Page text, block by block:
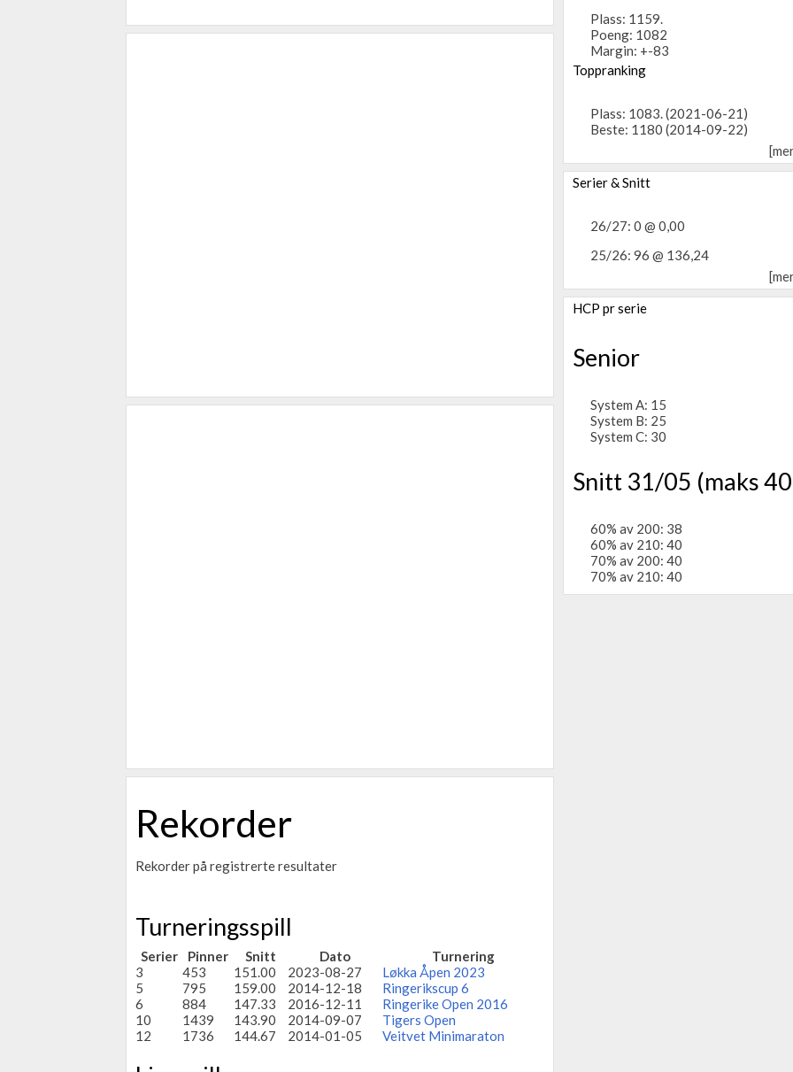
Rekorder
Rekorder på registrerte resultater
Turneringsspill
Serier Pinner Snitt Dato
Turnering
3
453 151.00 2023-08-27
Løkka Åpen 2023
5
795 159.00 2014-12-18
Ringerikscup 6
6
884 147.33 2016-12-11
Ringerike Open 2016
10
1439 143.90 2014-09-07
Tigers Open
12
1736 144.67 2014-01-05 Veitvet Minimaraton
Plass: 1159.
Poeng: 1082
Margin: +-83
Toppranking
Plass: 1083. (2021-06-21)
Beste: 1180 (2014-09-22)
Serier & Snitt
26/27: 0 @ 0,00
25/26: 96 @ 136,24
HCP pr serie
Senior
System A: 15
System B: 25
System C: 30
Snitt 31/05 (maks
60% av 200: 38
60% av 210: 40
70% av 200: 40
70% av 210: 40